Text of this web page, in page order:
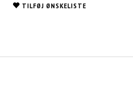
TILFØJ ØNSKELISTE